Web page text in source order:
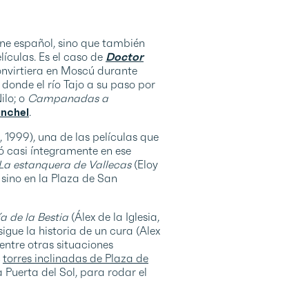
español, sino que también
Es el caso de Doctor
en Moscú durante
el río Tajo a su paso por
o Campanadas a
.
una de las películas que
íntegramente en ese
estanquera de Vallecas (Eloy
sino en la Plaza de San
de la Bestia (Álex de la Iglesia,
la historia de un cura (Alex
otras situaciones
torres inclinadas de Plaza de
del Sol, para rodar el